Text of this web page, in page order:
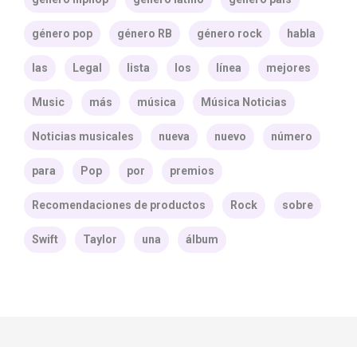
género pop género RB género rock habla
las Legal lista los línea mejores
Music más música Música Noticias
Noticias musicales nueva nuevo número
para Pop por premios
Recomendaciones de productos Rock sobre
Swift Taylor una álbum